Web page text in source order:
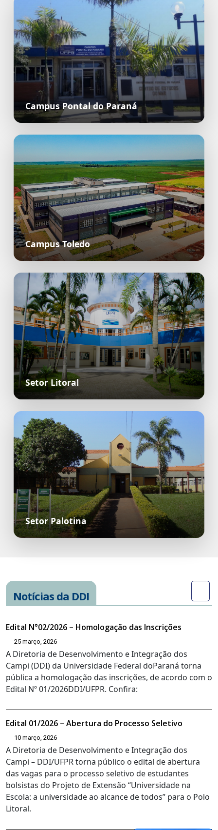
Campus Pontal do Paraná
Campus Toledo
Setor Litoral
Setor Palotina
Notícias da DDI
Edital N°02/2026 – Homologação das Inscrições
25 março, 2026
A Diretoria de Desenvolvimento e Integração dos
Campi (DDI) da Universidade Federal doParaná torna
pública a homologação das inscrições, de acordo com o
Edital Nº 01/2026DDI/UFPR. Confira:
Edital 01/2026 – Abertura do Processo Seletivo
10 março, 2026
A Diretoria de Desenvolvimento e Integração dos
Campi – DDI/UFPR torna público o edital de abertura
das vagas para o processo seletivo de estudantes
bolsistas do Projeto de Extensão “Universidade na
Escola: a universidade ao alcance de todos” para o Polo
Litoral.